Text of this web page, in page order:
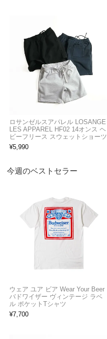
ロサンゼルスアパレル LOSANGE
LES APPAREL HF02 14オンス ヘ
ビーフリース スウェットショーツ
¥5,990
今週のベストセラー
ウェア ユア ビア Wear Your Beer
バドワイザー ヴィンテージ ラベ
ル ポケットTシャツ
¥7,700